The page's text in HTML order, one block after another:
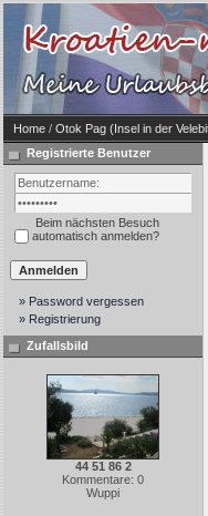
Home / Otok Pag (Insel in der
Registrierte Benutzer
Beim nächsten Besuch
automatisch anmelden?
» Password vergessen
» Registrierung
Zufallsbild
44 51 86 2
Kommentare: 0
Wuppi